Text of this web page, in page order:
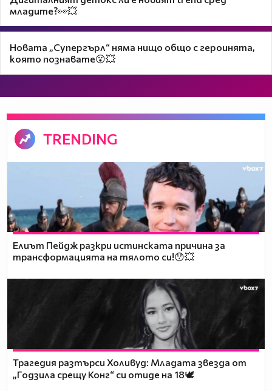
младите?👀💥
Новата „Супергърл“ няма нищо общо с героинята,
която познавате😮💥
TRENDING
Елиът Пейдж разкри истинската причина за
трансформацията на тялото си!😯💥
Трагедия разтърси Холивуд: Младата звезда от
„Годзила срещу Конг“ си отиде на 18🕊️